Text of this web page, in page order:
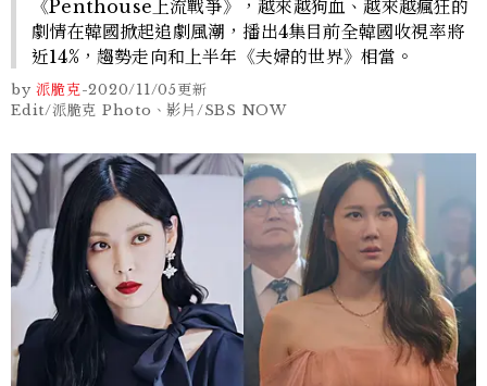
《Penthouse上流戰爭》，越來越狗血、越來越瘋狂的
劇情在韓國掀起追劇風潮，播出4集目前全韓國收視率將
近14%，趨勢走向和上半年《夫婦的世界》相當。
by 派脆克-2020/11/05更新
Edit/派脆克 Photo、影片/SBS NOW